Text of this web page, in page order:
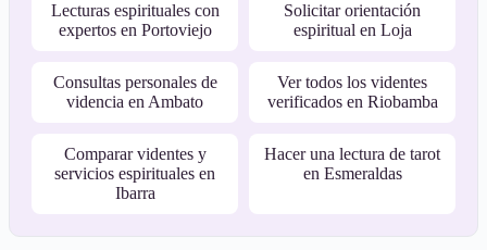
Lecturas espirituales con
expertos en Portoviejo
Solicitar orientación
espiritual en Loja
Consultas personales de
videncia en Ambato
Ver todos los videntes
verificados en Riobamba
Comparar videntes y
servicios espirituales en
Ibarra
Hacer una lectura de tarot
en Esmeraldas